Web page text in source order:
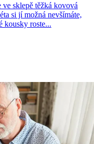
ve sklepě těžká kovová
si jí možná nevšímáte,
kousky roste...